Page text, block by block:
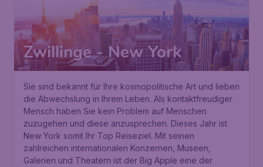
Zwillinge - New York
Sie sind bekannt für Ihre kosmopolitische Art und lieben
die Abwechslung in Ihrem Leben. Als kontaktfreudiger
Mensch haben Sie kein Problem auf Menschen
zuzugehen und diese anzusprechen. Dieses Jahr ist
New York somit Ihr Top Reiseziel. Mit seinen
zahlreichen internationalen Konzernen, Museen,
Galerien und Theatern ist der Big Apple eine der